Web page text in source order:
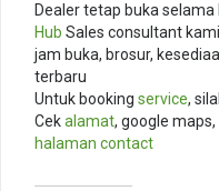
Dealer tetap buka selama
Hub Sales consultant
jam buka, brosur,
terbaru
Untuk booking service,
Cekalamat, google maps,
halaman contact